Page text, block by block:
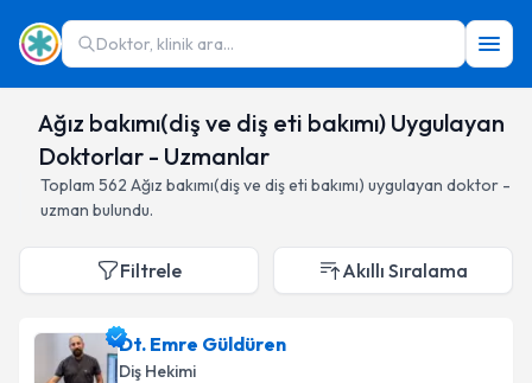
Doktor, klinik ara...
Ağız bakımı(diş ve diş eti bakımı) Uygulayan
Doktorlar - Uzmanlar
Toplam 562 Ağız bakımı(diş ve diş eti bakımı) uygulayan doktor -
uzman bulundu.
Filtrele Akıllı Sıralama
Dt. Emre Güldüren
Diş Hekimi